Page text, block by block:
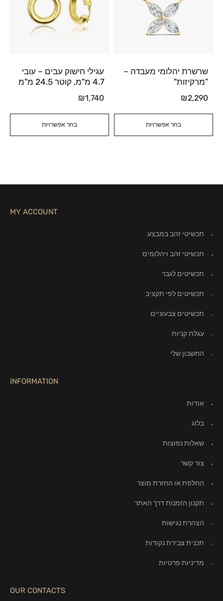
בחר אפשרויות
שרשרת יהלומי מעבדה –
"מרקיזות"
₪2,290
בחר אפשרויות
עגילי חישוק עבים – עובי
4.7 מ"מ, קוטר 24.5 מ"מ
₪1,740
MY ACCOUNT
תכשיטי זהב במבצע
תכשיטי זהב ויהלומים
תכשיטים לגבר
תכשיטים לפי תקציב
תכשיטים צבעוניים
עגלת קניות
החשבון שלי
INFORMATION
אודות
בלוג
שאלות נפוצות
צור קשר
החלפת או החזרת מוצר
תקנון הזמנות דרך האתר
הצהרת נגישות
תכנית צבירת נקודות
מדיניות פרטיות
OUR CONTACTS